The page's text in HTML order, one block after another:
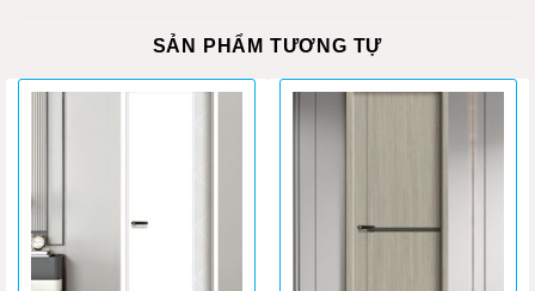
SẢN PHẨM TƯƠNG TỰ